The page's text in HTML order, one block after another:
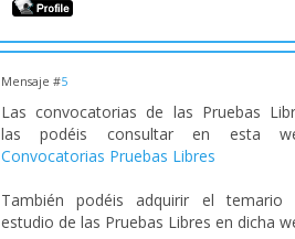
Mensaje #5
Las convocatorias de las Pruebas
las podéis consultar en esta
Convocatorias Pruebas Libres
También podéis adquirir el temario
estudio de las Pruebas Libres en dicha